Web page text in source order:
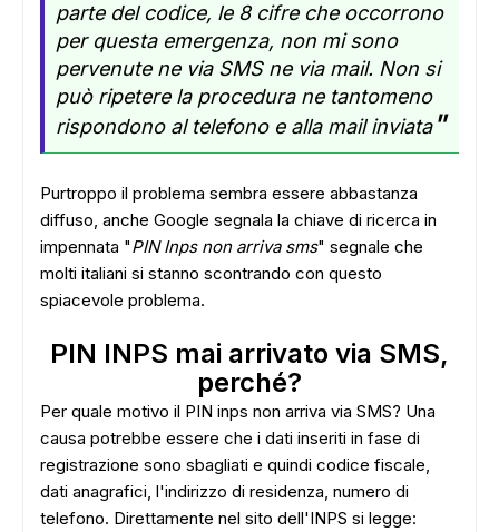
parte del codice, le 8 cifre che occorrono
per questa emergenza, non mi sono
pervenute ne via SMS ne via mail. Non si
può ripetere la procedura ne tantomeno
rispondono al telefono e alla mail inviata"
Purtroppo il problema sembra essere abbastanza
diffuso, anche Google segnala la chiave di ricerca in
impennata "PIN Inps non arriva sms" segnale che
molti italiani si stanno scontrando con questo
spiacevole problema.
PIN INPS mai arrivato via SMS,
perché?
Per quale motivo il PIN inps non arriva via SMS? Una
causa potrebbe essere che i dati inseriti in fase di
registrazione sono sbagliati e quindi codice fiscale,
dati anagrafici, l'indirizzo di residenza, numero di
telefono. Direttamente nel sito dell'INPS si legge: